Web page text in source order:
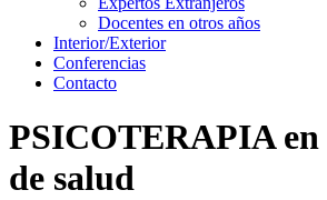
Docentes en otros años
Interior/Exterior
Conferencias
Contacto
PSICOTERAPIA en
de salud